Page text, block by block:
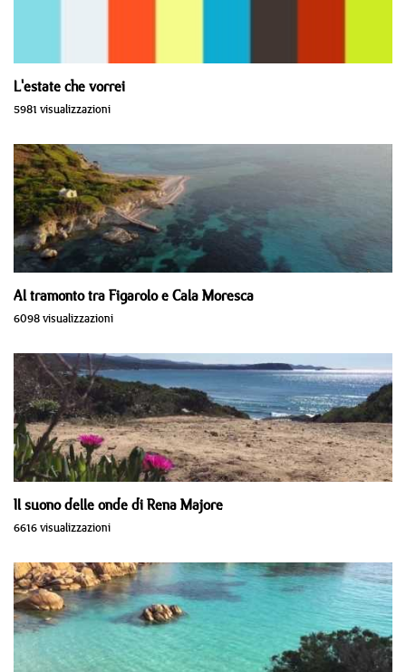
L'estate che vorrei
5981 visualizzazioni
Al tramonto tra Figarolo e Cala Moresca
6098 visualizzazioni
Il suono delle onde di Rena Majore
6616 visualizzazioni